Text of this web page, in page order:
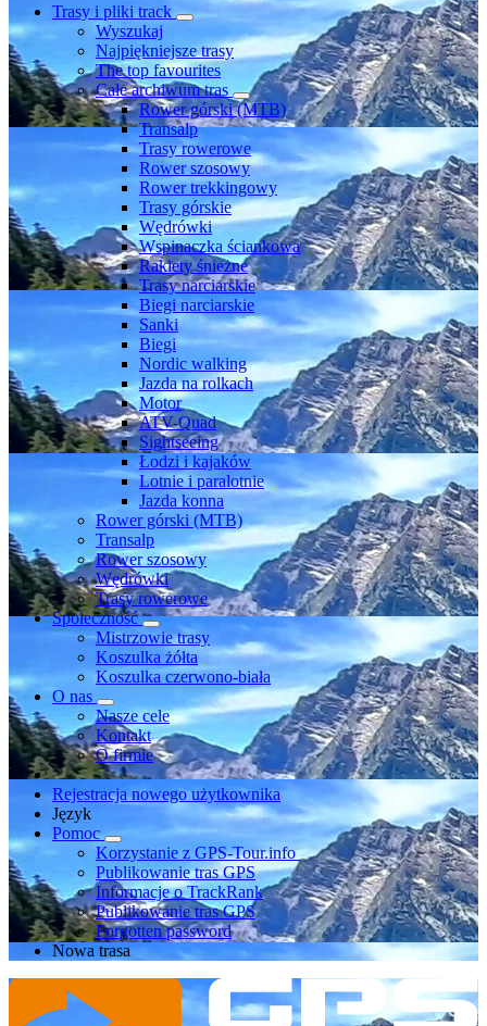
Trasy i pliki track
Wyszukaj
Najpiękniejsze trasy
The top favourites
Całe archiwum tras
Rower górski (MTB)
Transalp
Trasy rowerowe
Rower szosowy
Rower trekkingowy
Trasy górskie
Wędrówki
Wspinaczka ściankowa
Rakiety śnieżne
Trasy narciarskie
Biegi narciarskie
Sanki
Biegi
Nordic walking
Jazda na rolkach
Motor
ATV-Quad
Sightseeing
Łodzi i kajaków
Lotnie i paralotnie
Jazda konna
Rower górski (MTB)
Transalp
Rower szosowy
Wędrówki
Trasy rowerowe
Społeczność
Mistrzowie trasy
Koszulka żółta
Koszulka czerwono-biała
O nas
Nasze cele
Kontakt
O firmie
Rejestracja nowego użytkownika
Język
Pomoc
Korzystanie z GPS-Tour.info
Publikowanie tras GPS
Informacje o TrackRank
Publikowanie tras GPS
Forgotten password
Nowa trasa